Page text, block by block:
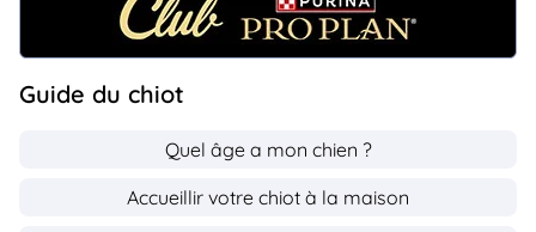
Guide du chiot
Quel âge a mon chien ?
Accueillir votre chiot à la maison